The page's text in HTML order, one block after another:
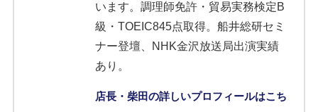
います。調理師免許・貿易実務検定B
級・TOEIC845点取得。船井総研セミ
ナー登壇、NHK金沢放送局出演実績
あり。
店長・柴田の詳しいプロフィールはこち